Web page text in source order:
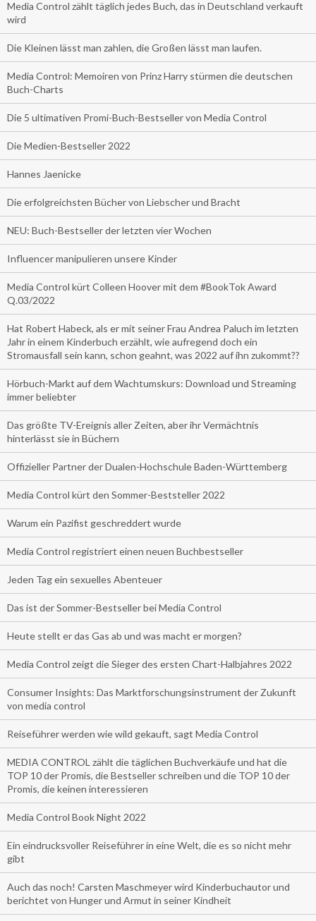
Media Control zählt täglich jedes Buch, das in Deutschland verkauft
wird
Die Kleinen lässt man zahlen, die Großen lässt man laufen.
Media Control: Memoiren von Prinz Harry stürmen die deutschen
Buch-Charts
Die 5 ultimativen Promi-Buch-Bestseller von Media Control
Die Medien-Bestseller 2022
Hannes Jaenicke
Die erfolgreichsten Bücher von Liebscher und Bracht
NEU: Buch-Bestseller der letzten vier Wochen
Influencer manipulieren unsere Kinder
Media Control kürt Colleen Hoover mit dem #BookTok Award
Q.03/2022
Hat Robert Habeck, als er mit seiner Frau Andrea Paluch im letzten
Jahr in einem Kinderbuch erzählt, wie aufregend doch ein
Stromausfall sein kann, schon geahnt, was 2022 auf ihn zukommt??
Hörbuch-Markt auf dem Wachtumskurs: Download und Streaming
immer beliebter
Das größte TV-Ereignis aller Zeiten, aber ihr Vermächtnis
hinterlässt sie in Büchern
Offizieller Partner der Dualen-Hochschule Baden-Württemberg
Media Control kürt den Sommer-Beststeller 2022
Warum ein Pazifist geschreddert wurde
Media Control registriert einen neuen Buchbestseller
Jeden Tag ein sexuelles Abenteuer
Das ist der Sommer-Bestseller bei Media Control
Heute stellt er das Gas ab und was macht er morgen?
Media Control zeigt die Sieger des ersten Chart-Halbjahres 2022
Consumer Insights: Das Marktforschungsinstrument der Zukunft
von media control
Reiseführer werden wie wild gekauft, sagt Media Control
MEDIA CONTROL zählt die täglichen Buchverkäufe und hat die
TOP 10 der Promis, die Bestseller schreiben und die TOP 10 der
Promis, die keinen interessieren
Media Control Book Night 2022
Ein eindrucksvoller Reiseführer in eine Welt, die es so nicht mehr
gibt
Auch das noch! Carsten Maschmeyer wird Kinderbuchautor und
berichtet von Hunger und Armut in seiner Kindheit